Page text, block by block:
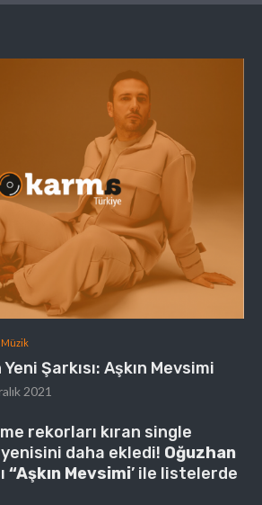
Müzik
Şarkısı: Aşkın Mevsimi
2021
rekorları kıran single
daha ekledi! Oğuzhan
“Aşkın Mevsimi’ ile listelerde